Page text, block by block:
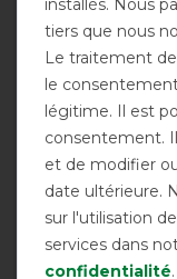
Semelles Back on
- noir
8,90 € *
tiers que nous
Le traitement
le
légitime. Il est
consentement.
et de modifier
date ultérieure.
sur l'utilisation
services dans
confidentialité.